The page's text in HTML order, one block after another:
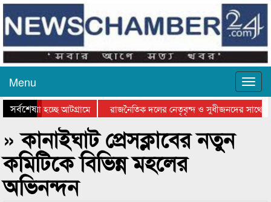
Menu
সর্বশেষ
যাওয়া হচ্ছে আটগ্রামে
রাজনৈতিক দলের নেতৃবৃন্দ ও সুধীজনদের সাথে
পুরস্কার বিতরণ সম্পন্ন
» কানাইঘাট প্রেসক্লাবের নতুন
কমিটিকে বিভিন্ন মহলের
অভিনন্দন